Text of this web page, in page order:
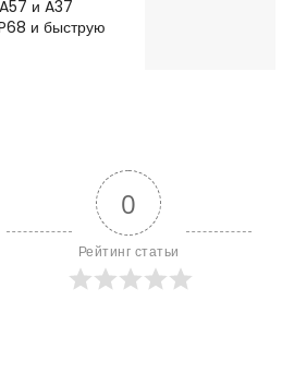
и A37
и быструю
0
Рейтинг статьи